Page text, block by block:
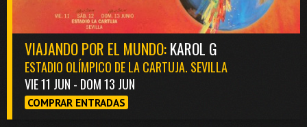
VIAJANDO POR EL MUNDO:KAROL G
ESTADIO OLÍMPICO DE LA CARTUJA. SEVILLA
VIE 11 JUN - DOM 13 JUN
COMPRAR ENTRADAS